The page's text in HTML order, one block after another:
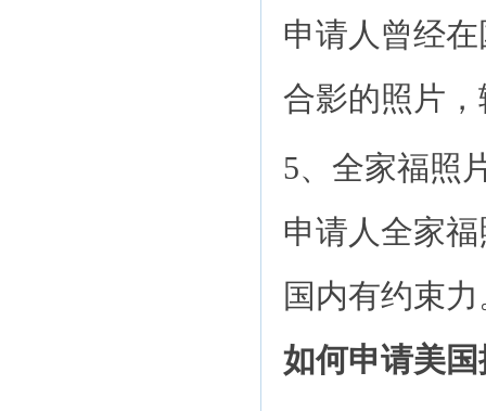
申请人曾经
合影的照片
5、全家福照
申请人全家
国内有约束力
如何申请美